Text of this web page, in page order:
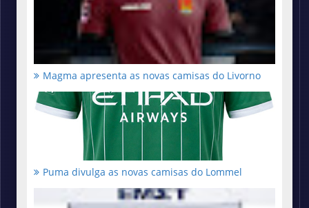
Magma apresenta as novas camisas do Livorno
Puma divulga as novas camisas do Lommel